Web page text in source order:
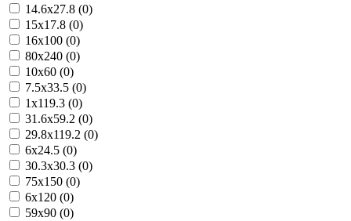
14.6x27.8 (0)
15x17.8 (0)
16x100 (0)
80x240 (0)
10x60 (0)
7.5x33.5 (0)
1x119.3 (0)
31.6x59.2 (0)
29.8x119.2 (0)
6x24.5 (0)
30.3x30.3 (0)
75x150 (0)
6x120 (0)
59x90 (0)